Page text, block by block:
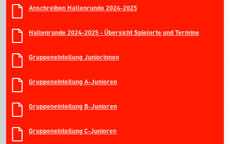
Anschreiben Hallenrunde 2024-2025
Hallenrunde 2024-2025 - Übersicht Spielorte und Termine
Gruppeneinteilung Juniorinnen
Gruppeneinteilung A-Junioren
Gruppeneinteilung B-Junioren
Gruppeneinteilung C-Junioren